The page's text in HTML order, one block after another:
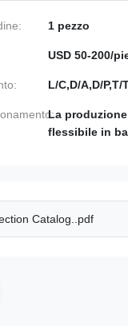
1 pezzo
USD 50-200/
L/C,D/A,D/
La
flessibile in
Catalog..pdf